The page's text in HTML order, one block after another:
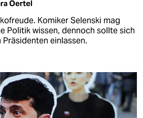
Oertel
Komiker Selenski mag
Politik wissen, dennoch sollte sich
einlassen.